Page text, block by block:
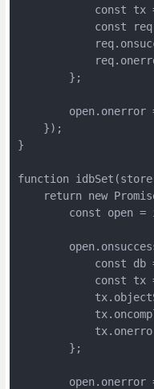
const tx
const
        };
open.onerror
    });
}
function
return new
const open =
const db
const tx
        };
open.onerror